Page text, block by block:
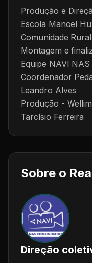
Produção e
Escola Manoel
Comunidade
Montagem e
Equipe NAVI
Coordenador
Leandro Alves
Produção -
Tarcísio Ferreira
Sobre o
Direção